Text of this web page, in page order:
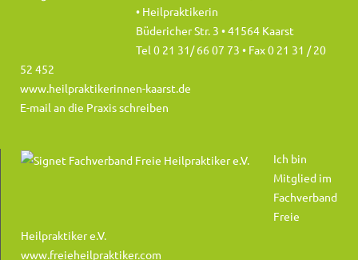
• Heilpraktikerin
Büdericher Str. 3 • 41564 Kaarst
Tel 0 21 31/ 66 07 73 • Fax 0 21 31 / 20
52 452
www.heilpraktikerinnen-kaarst.de
E-mail an die Praxis schreiben
Ich bin
Mitglied im
Fachverband
Freie
Heilpraktiker e.V.
www.freieheilpraktiker.com